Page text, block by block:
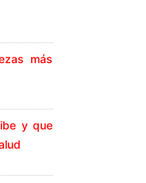
más
y que